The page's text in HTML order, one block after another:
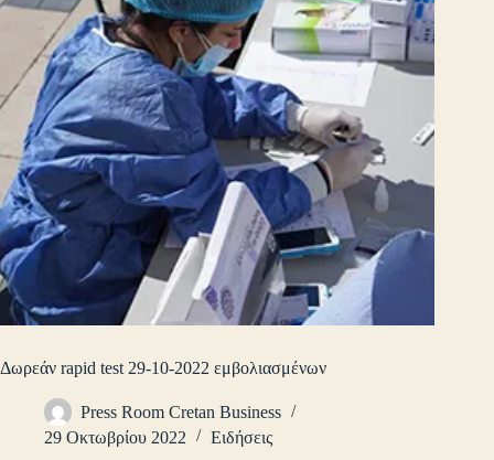
Δωρεάν rapid test 29-10-2022 εμβολιασμένων
Press Room Cretan Business
29 Οκτωβρίου 2022
Ειδήσεις